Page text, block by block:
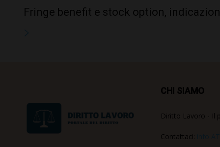
Fringe benefit e stock option,
CHI SIAMO
Diritto Lavoro - Il
Contattaci: